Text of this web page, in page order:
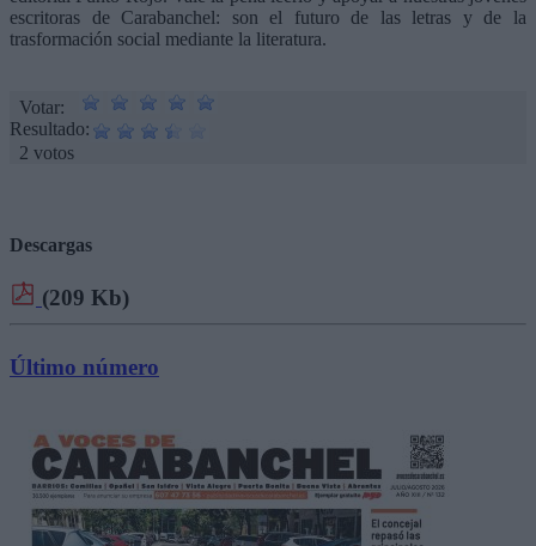
escritoras de Carabanchel: son el futuro de las letras y de la
trasformación social mediante la literatura.
Votar:
Resultado:
2 votos
Descargas
(209 Kb)
Último número